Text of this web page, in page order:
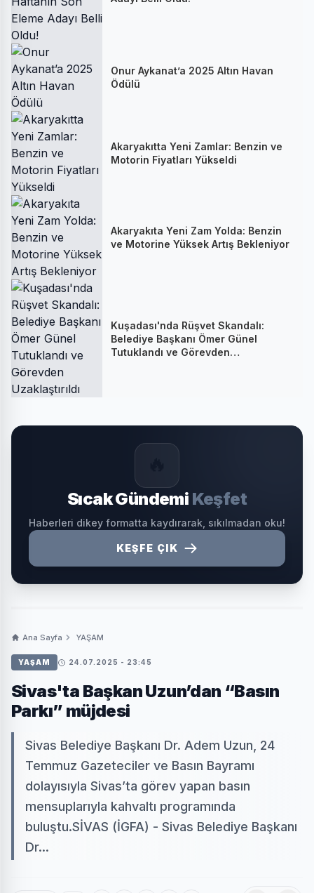
Onur Aykanat’a 2025 Altın Havan
Ödülü
Akaryakıtta Yeni Zamlar: Benzin ve
Motorin Fiyatları Yükseldi
Akaryakıta Yeni Zam Yolda: Benzin
ve Motorine Yüksek Artış Bekleniyor
Kuşadası'nda Rüşvet Skandalı:
Belediye Başkanı Ömer Günel
Tutuklandı ve Görevden
Sıcak Gündemi Keşfet
Haberleri dikey formatta kaydırarak, sıkılmadan oku!
KEŞFE ÇIK
Ana Sayfa YAŞAM
YAŞAM 24.07.2025 - 23:45
Sivas'ta Başkan Uzun’dan “Basın
Parkı” müjdesi
Sivas Belediye Başkanı Dr. Adem Uzun, 24
Temmuz Gazeteciler ve Basın Bayramı
dolayısıyla Sivas’ta görev yapan basın
mensuplarıyla kahvaltı programında
buluştu.SİVAS (İGFA) - Sivas Belediye Başkanı
Dr...